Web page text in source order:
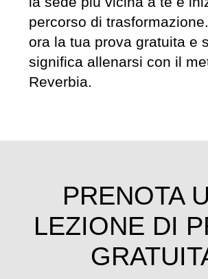
percorso di
ora la tua prova gratuita e
significa allenarsi con il
Reverbia.
PRENOTA
LEZIONE DI